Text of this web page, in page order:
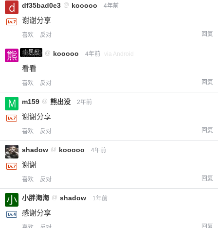
df35bad0e3 @ kooooo 4年前
谢谢分享
喜欢 反对 回复
小黑屋
熊出没 @ kooooo 4年前 via Android
看看
喜欢 反对 回复
m159 @ 熊出没 2年前
谢谢分享
喜欢 反对 回复
shadow @ kooooo 4年前
谢谢
喜欢 反对 回复
小胖海海 @ shadow 1年前
感谢分享
回复